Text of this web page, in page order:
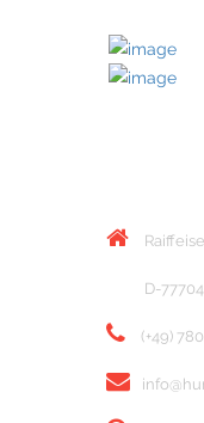
D-
(+49)